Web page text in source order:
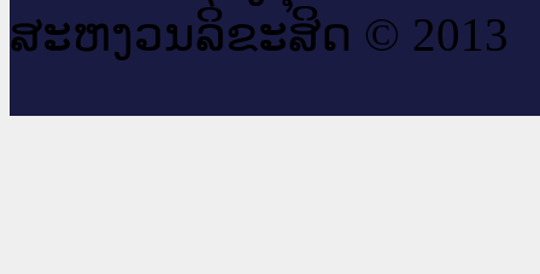
ສະ​ຫງວນ​ລິ​ຂະ​ສິດ © 2013